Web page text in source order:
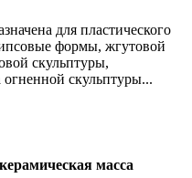
для пластического
формы, жгутовой
скульптуры,
скульптуры...
масса